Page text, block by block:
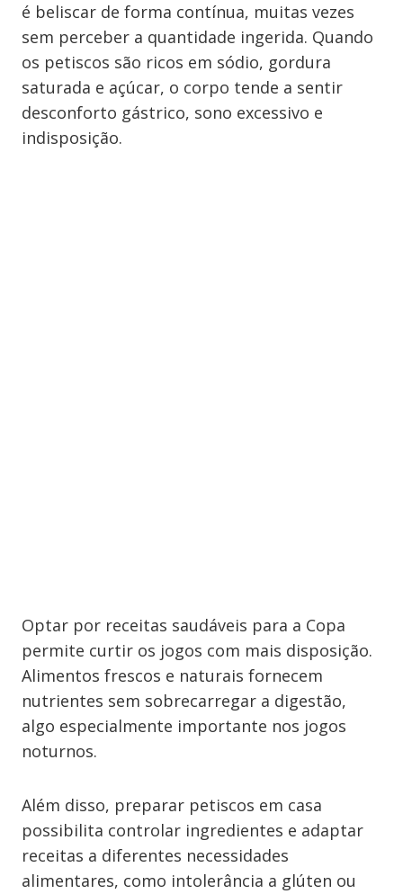
é beliscar de forma contínua, muitas vezes
sem perceber a quantidade ingerida. Quando
os petiscos são ricos em sódio, gordura
saturada e açúcar, o corpo tende a sentir
desconforto gástrico, sono excessivo e
indisposição.
Optar por receitas saudáveis para a Copa
permite curtir os jogos com mais disposição.
Alimentos frescos e naturais fornecem
nutrientes sem sobrecarregar a digestão,
algo especialmente importante nos jogos
noturnos.
Além disso, preparar petiscos em casa
possibilita controlar ingredientes e adaptar
receitas a diferentes necessidades
alimentares, como intolerância a glúten ou